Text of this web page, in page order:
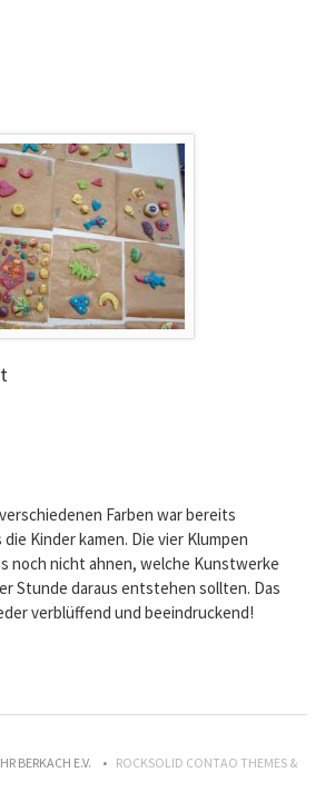
Farben war bereits
Kinder kamen. Die vier Klumpen
noch nicht ahnen, welche Kunstwerke
Stunde daraus entstehen sollten. Das
verblüffend und beeindruckend!
BERKACH E.V.
ROCKSOLID CONTAO THEMES &